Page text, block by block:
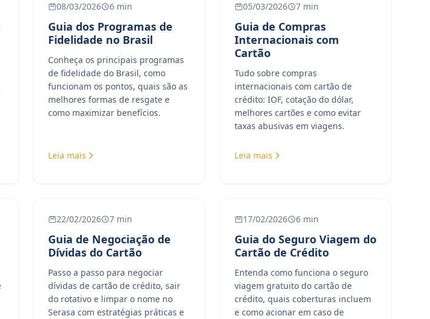
08/03/2026 6 min
Guia dos Programas de
Fidelidade no Brasil
Conheça os principais programas
de fidelidade do Brasil, como
funcionam os pontos, quais são as
melhores formas de resgate e
como maximizar benefícios.
Leia mais
05/03/2026 7 min
Guia de Compras
Internacionais com
Cartão
Tudo sobre compras
internacionais com cartão de
crédito: IOF, cotação do dólar,
melhores cartões e como evitar
taxas abusivas em viagens.
Leia mais
22/02/2026 7 min
Guia de Negociação de
Dívidas do Cartão
Passo a passo para negociar
dívidas de cartão de crédito, sair
do rotativo e limpar o nome no
Serasa com estratégias práticas e
17/02/2026 6 min
Guia do Seguro Viagem do
Cartão de Crédito
Entenda como funciona o seguro
viagem gratuito do cartão de
crédito, quais coberturas incluem
e como acionar em caso de